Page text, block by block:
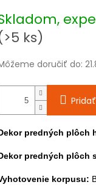
ks)
doručiť do:
predných plôch
predných plôch
korpusu: